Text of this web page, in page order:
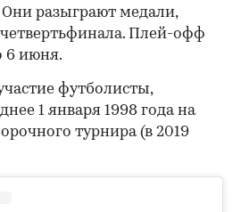
разыграют медали,
Плей-офф
6 июня.
футболисты,
1 января 1998 года на
турнира (в 2019